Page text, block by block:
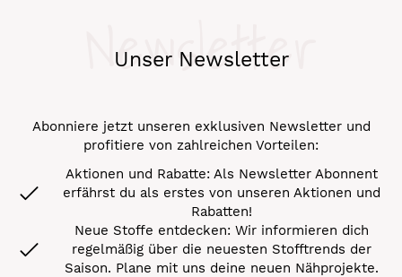
Unser Newsletter
Newsletter
Abonniere jetzt unseren exklusiven Newsletter und
profitiere von zahlreichen Vorteilen:
Aktionen und Rabatte: Als Newsletter Abonnent
erfährst du als erstes von unseren Aktionen und
Rabatten!
Neue Stoffe entdecken: Wir informieren dich
regelmäßig über die neuesten Stofftrends der
Saison. Plane mit uns deine neuen Nähprojekte.